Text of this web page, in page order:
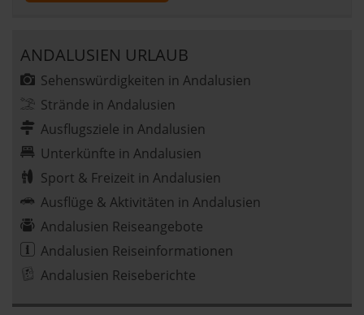
ANDALUSIEN URLAUB
Sehenswürdigkeiten in Andalusien
Strände in Andalusien
Ausflugsziele in Andalusien
Unterkünfte in Andalusien
Sport & Freizeit in Andalusien
Ausflüge & Aktivitäten in Andalusien
Andalusien Reiseangebote
Andalusien Reiseinformationen
Andalusien Reiseberichte